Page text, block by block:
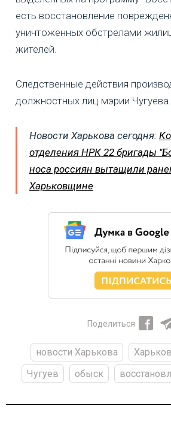
есть восстановление
уничтоженных обстрелами
жителей.
Следственные действия
должностных лиц мэрии Чугуева.
Новости Харькова сегодня:
отделения НРК 22 бригады
носа россиян вытащили
Харьковщине
Поделиться
новости Харькова
Чугуев
обыск